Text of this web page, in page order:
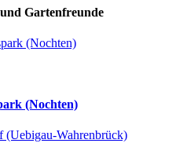
Gartenfreunde
(Nochten)